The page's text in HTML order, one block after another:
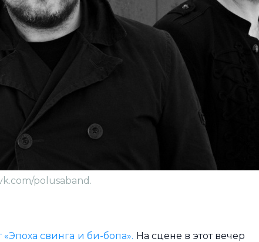
polusaband.
свинга и би-бопа». На сцене в этот вечер